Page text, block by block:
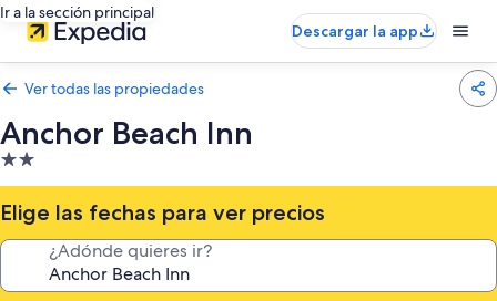
Ir a la sección principal
Descargar la app
Ver todas las propiedades
Anchor Beach Inn
Propiedad
de
2.0
estrellas
Elige las fechas para ver precios
¿Adónde quieres ir?